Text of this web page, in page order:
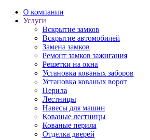
О компании
Услуги
Вскрытие замков
Вскрытие автомобилей
Замена замков
Ремонт замков зажигания
Решетки на окна
Установка кованых заборов
Установка кованых ворот
Перила
Лестницы
Навесы для машин
Кованые лестницы
Кованые перила
Отделка дверей